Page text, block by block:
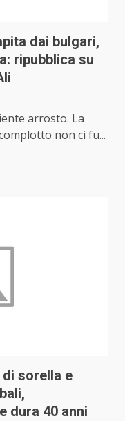
dai bulgari,
ripubblica su
arrosto. La
non ci fu...
sorella e
dura 40 anni